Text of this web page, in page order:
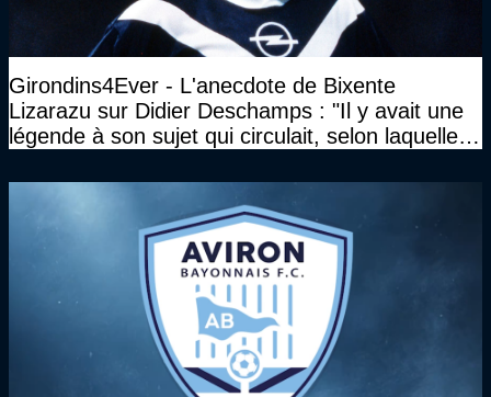
Girondins4Ever - L'anecdote de Bixente
Lizarazu sur Didier Deschamps : "Il y avait une
légende à son sujet qui circulait, selon laquelle il